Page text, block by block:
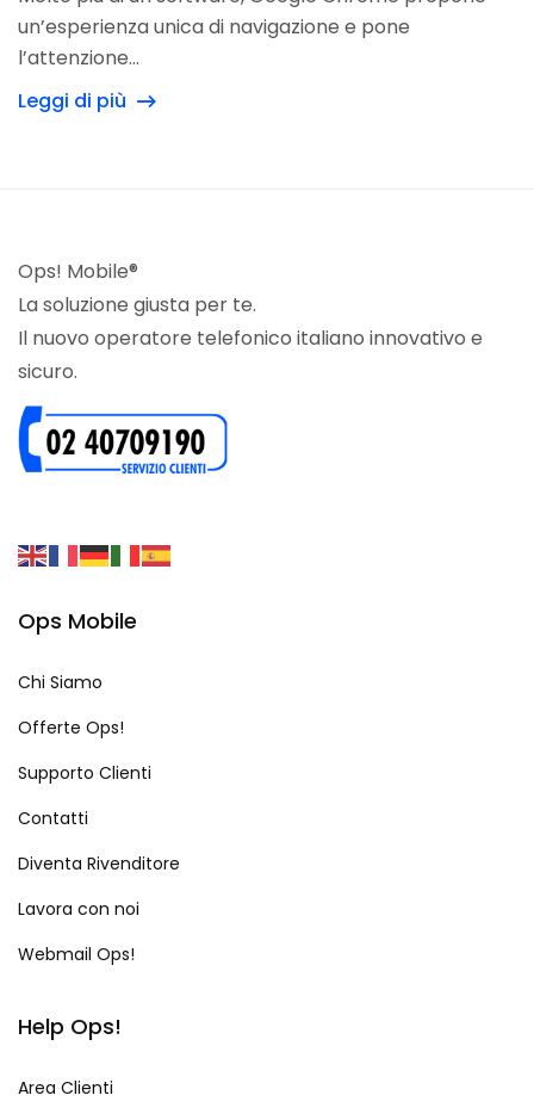
un’esperienza unica di navigazione e pone
l’attenzione...
Leggi di più
Ops! Mobile®
La soluzione giusta per te.
Il nuovo operatore telefonico italiano innovativo e
sicuro.
Ops Mobile
Chi Siamo
Offerte Ops!
Supporto Clienti
Contatti
Diventa Rivenditore
Lavora con noi
Webmail Ops!
Help Ops!
Area Clienti